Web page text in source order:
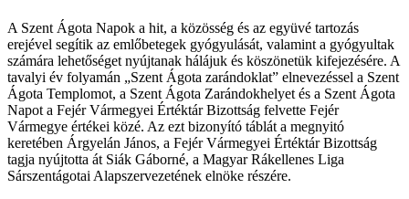
A Szent Ágota Napok a hit, a közösség és az együvé tartozás
erejével segítik az emlőbetegek gyógyulását, valamint a gyógyultak
számára lehetőséget nyújtanak hálájuk és köszönetük kifejezésére. A
tavalyi év folyamán „Szent Ágota zarándoklat” elnevezéssel a Szent
Ágota Templomot, a Szent Ágota Zarándokhelyet és a Szent Ágota
Napot a Fejér Vármegyei Értéktár Bizottság felvette Fejér
Vármegye értékei közé. Az ezt bizonyító táblát a megnyitó
keretében Árgyelán János, a Fejér Vármegyei Értéktár Bizottság
tagja nyújtotta át Siák Gáborné, a Magyar Rákellenes Liga
Sárszentágotai Alapszervezetének elnöke részére.